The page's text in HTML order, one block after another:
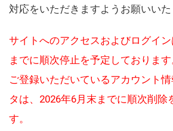
対応をいただきますようお願いいた
サイトへのアクセスおよびログイ
までに順次停止を予定しております
ご登録いただいているアカウント
タは、2026年6月末までに順次削除
す。